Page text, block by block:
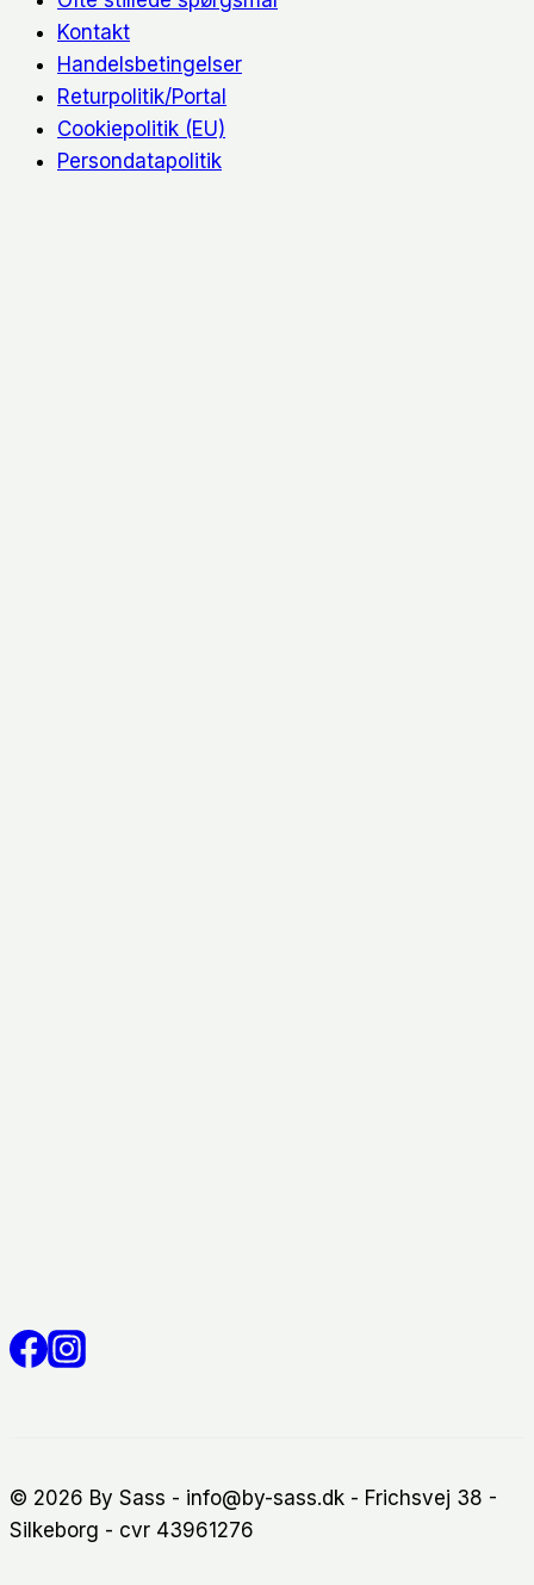
Kontakt
Handelsbetingelser
Returpolitik/Portal
Cookiepolitik (EU)
Persondatapolitik
© 2026 By Sass - info@by-sass.dk - Frichsvej 38 -
Silkeborg - cvr 43961276